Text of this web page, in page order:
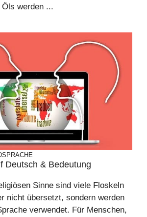
werden ...
Deutsch & Bedeutung
Sinne sind viele Floskeln
nicht übersetzt, sondern werden
verwendet. Für Menschen,